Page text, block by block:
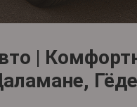
|